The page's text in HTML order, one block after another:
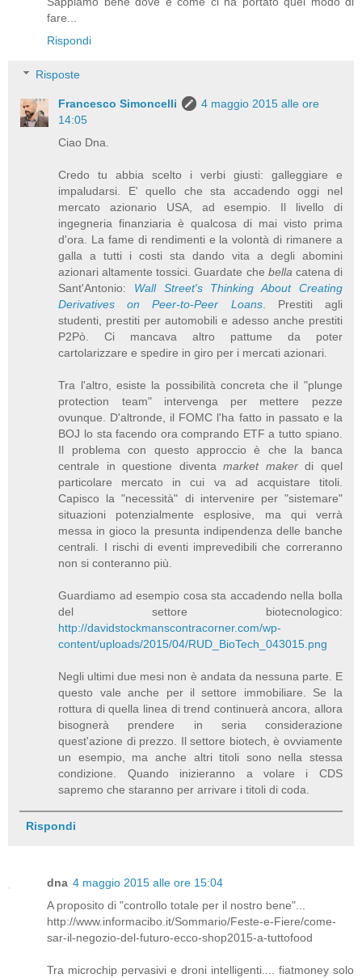
fare...
Rispondi
Risposte
Francesco Simoncelli
4 maggio 2015 alle ore
14:05
Ciao Dna.
Credo tu abbia scelto i verbi giusti: galleggiare e
impaludarsi. E' quello che sta accadendo oggi nel
mercato azionario USA, ad esempio. Il livello di
ingegneria finanziaria è qualcosa di mai visto prima
d'ora. La fame di rendimenti e la volontà di rimanere a
galla a tutti i costi sta dando vita a degli abomini
azionari altamente tossici. Guardate che bella catena di
Sant'Antonio: Wall Street's Thinking About Creating
Derivatives on Peer-to-Peer Loans. Prestiti agli
studenti, prestiti per automobili e adesso anche prestiti
P2Pò. Ci mancava altro pattume da poter
cartolarizzare e spedire in giro per i mercati azionari.
Tra l'altro, esiste la possibilità concreta che il "plunge
protection team" intervenga per mettere pezze
ovunque. D'altronde, il FOMC l'ha fatto in passato e la
BOJ lo sta facendo ora comprando ETF a tutto spiano.
Il problema con questo approccio è che la banca
centrale in questione diventamarket makerdi quel
particolare mercato in cui va ad acquistare titoli.
Capisco la "necessità" di intervenire per "sistemare"
situazioni potenzialmente esplosive, ma qui verrà
messa in gioco la presunta indipendenza delle banche
centrali. I rischi di eventi imprevedibili che correranno
non si conteranno più.
Guardiamo ad esempio cosa sta accadendo nella bolla
del settore biotecnologico:
http://davidstockmanscontracorner.com/wp-
content/uploads/2015/04/RUD_BioTech_043015.png
Negli ultimi due mesi non è andata da nessuna parte. E
questo vale anche per il settore immobiliare. Se la
rottura di quella linea di trend continuerà ancora, allora
bisognerà prendere in seria considerazione
quest'azione di prezzo. Il settore biotech, è ovviamente
un esempio, ma anche altri titoli sono nella stessa
condizione. Quando inizieranno a volare i CDS
sapremo che staranno per arrivare i titoli di coda.
Rispondi
dna 4 maggio 2015 alle ore 15:04
A proposito di "controllo totale per il nostro bene"...
http://www.informacibo.it/Sommario/Feste-e-Fiere/come-
sar-il-negozio-del-futuro-ecco-shop2015-a-tuttofood
Tra microchip pervasivi e droni intelligenti.... fiatmoney solo